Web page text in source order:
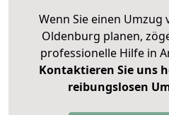
Wenn Sie einen Umzug
Oldenburg planen,
professionelle Hilfe in
Kontaktieren Sie uns
reibungslosen